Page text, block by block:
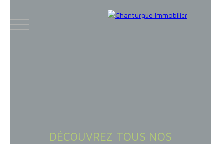
DÉCOUVREZ TOUS NOS